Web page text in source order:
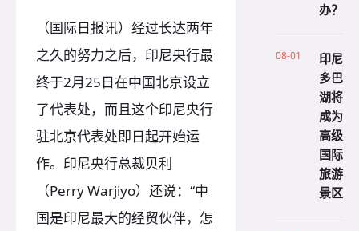
（国际日报讯）经过长达两年
之久的努力之后，印尼央行最
终于2月25日在中国北京设立
了代表处，而且这个印尼央行
驻北京代表处即日起开始运
作。印尼央行总裁贝利
（Perry Warjiyo）还说：“中
国是印尼最大的经贸伙伴，怎
办？
08-01
印尼
多巴
湖将
成为
高级
国际
旅游
景区